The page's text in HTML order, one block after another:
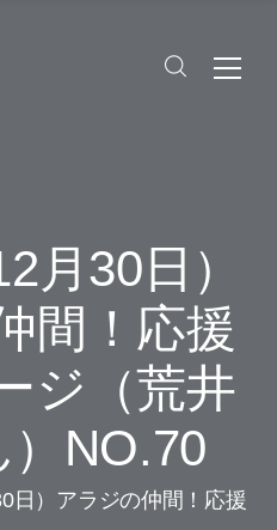
月30日）
間！応援
ジ（荒井
NO.70
日）アラジの仲間！応援